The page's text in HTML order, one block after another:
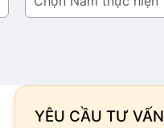
thực
YÊU CẦU TƯ VẤN